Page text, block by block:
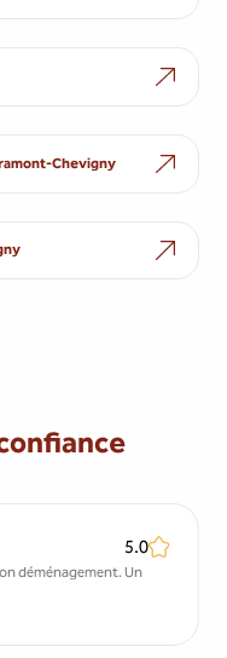
Chevigny
5.0
déménagement. Un